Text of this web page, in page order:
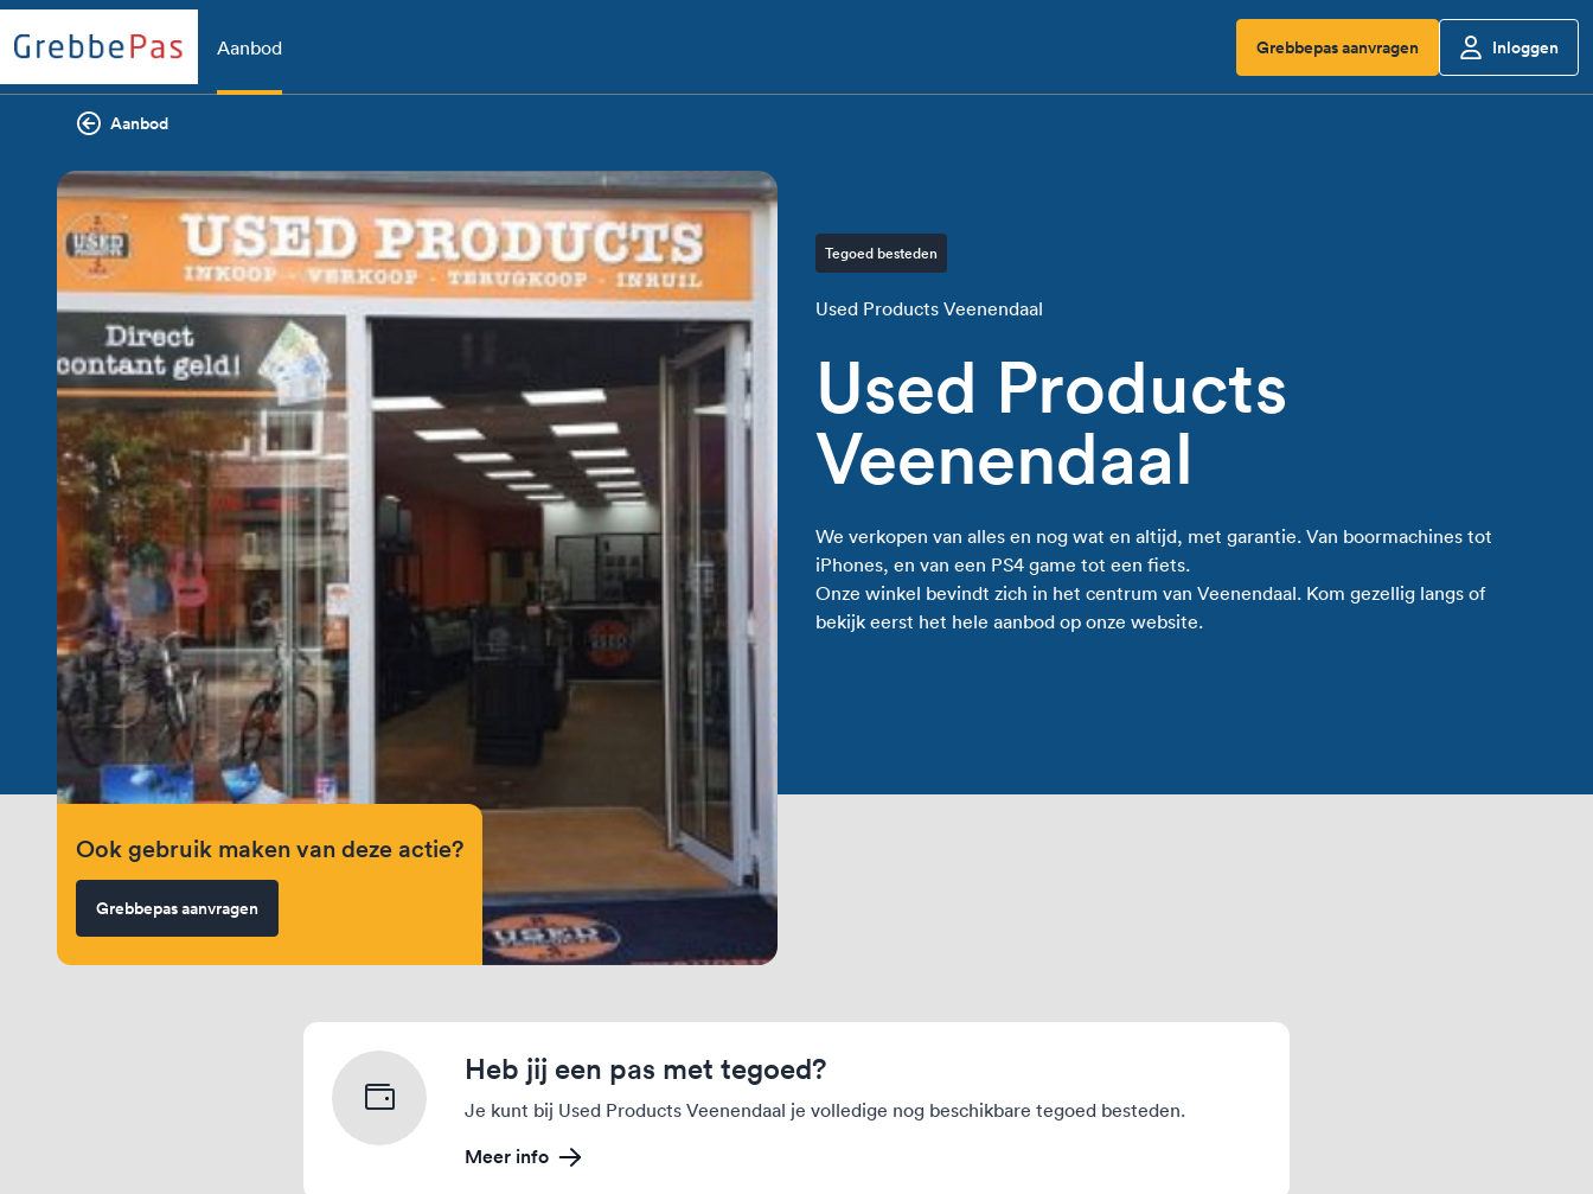
Aanbod Grebbepas aanvragen Inloggen
Aanbod
Tegoed besteden
Used Products Veenendaal
Used Products
Veenendaal
We verkopen van alles en nog wat en altijd, met garantie. Van boormachines tot
iPhones, en van een PS4 game tot een fiets.
Onze winkel bevindt zich in het centrum van Veenendaal. Kom gezellig langs of
bekijk eerst het hele aanbod op onze website.
Ook gebruik maken van deze actie?
Grebbepas aanvragen
Heb jij een pas met tegoed?
Je kunt bij Used Products Veenendaal je volledige nog beschikbare tegoed besteden.
Meer info